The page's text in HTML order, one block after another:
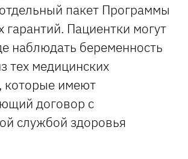
пакет Программы
гарантий. Пациентки могут
наблюдать беременность
тех медицинских
которые имеют
договор с
службой здоровья